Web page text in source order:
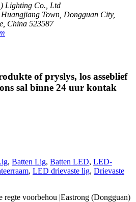
Lighting Co., Ltd
Town, Dongguan City,
China 523587
of pryslys, los asseblief
sal binne 24 uur kontak
, Batten Lig, Batten LED, LED-
, LED drievaste lig, Drievaste
voorbehou |Eastrong (Dongguan)